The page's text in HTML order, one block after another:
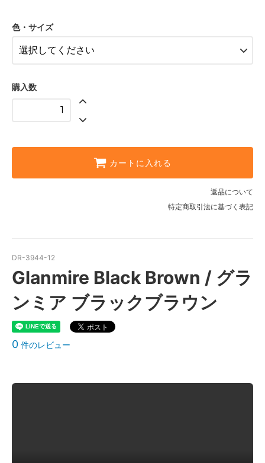
色・サイズ
購入数
カートに入れる
返品について
特定商取引法に基づく表記
DR-3944-12
Glanmire Black Brown / グラ
ンミア ブラックブラウン
0 件のレビュー